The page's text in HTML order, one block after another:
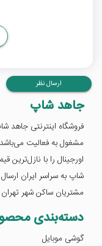
ارسال نظر
جاهد شاپ
فروشگاه اینترنتی جاهد
مشغول به فعالیت
اورجینال را با
شاپ به سراسر ایران
مشتریان ساکن شهر
دسته‌بندی
گوشی موبایل